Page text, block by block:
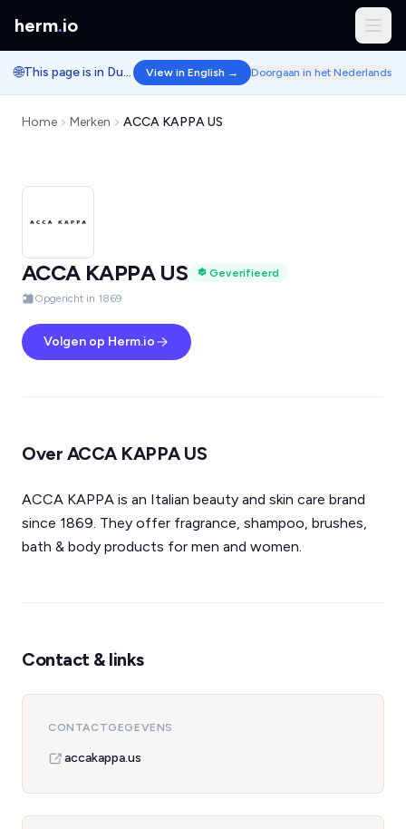
herm.io
🌐 This page is in Dutch. View in English → Doorgaan in het Nederlands
Home Merken ACCA KAPPA US
ACCA KAPPA US
Geverifieerd
Opgericht in 1869
Volgen op Herm.io
Over ACCA KAPPA US
ACCA KAPPA is an Italian beauty and skin care brand
since 1869. They offer fragrance, shampoo, brushes,
bath & body products for men and women.
Contact & links
CONTACTGEGEVENS
accakappa.us